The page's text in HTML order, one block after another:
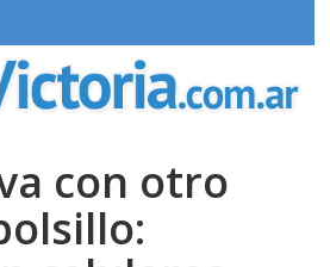
con otro